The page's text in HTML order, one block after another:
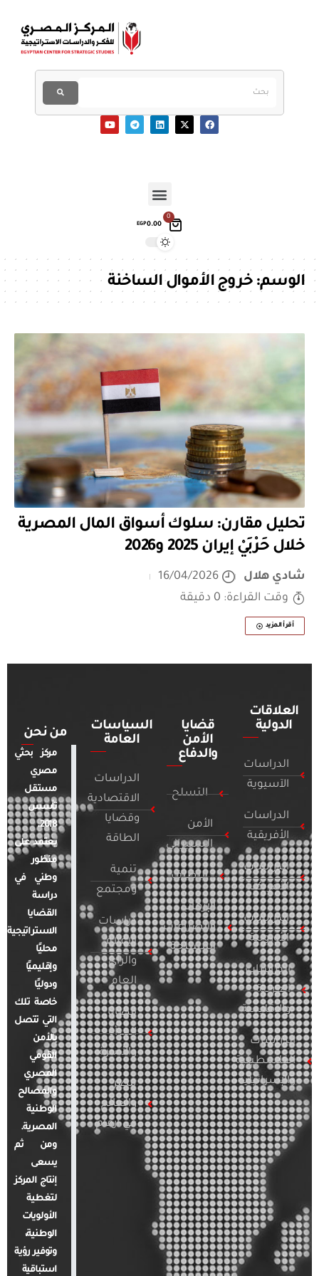
0
EGP0.00
الوسم:خروج الأموال الساخنة
تحليل مقارن: سلوك أسواق المال المصرية
خلال حَرْبَيْ إيران 2025 و2026
شادي هلال
16/04/2026
وقت القراءة: 0 دقيقة
أقرأ المزيد
العلاقات
الدولية
الدراسات
الآسيوية
الدراسات
الأفريقية
الدراسات
الأمريكية
الدراسات
الأوروبية
الدراسات
العربية
والإقليمية
الدراسات
الفلسطينية
والإسرائيلية
قضايا
الأمن
والدفاع
التسلح
الأمن
السيبراني
التطرف
الإرهاب
والصراعات
المسلحة
السياسات
العامة
الدراسات
الاقتصادية
وقضايا
الطاقة
تنمية
ومجتمع
دراسات
الإعلام
والرأي
العام
قضايا
المرأة
والأسرة
مصر
والعالم
في أرقام
من نحن
مركز بحثي
مصري
مستقل
تأسس
2018.
يعتمد على
منظور
وطني في
دراسة
القضايا
الاستراتيجية
محليًا
وإقليميًا
ودوليًا
خاصة تلك
التي تتصل
بالأمن
القومي
المصري
والمصالح
الوطنية
المصرية.
ومن ثم
يسعى
إنتاج المركز
لتغطية
الأولويات
الوطنية،
وتوفير رؤية
استباقية